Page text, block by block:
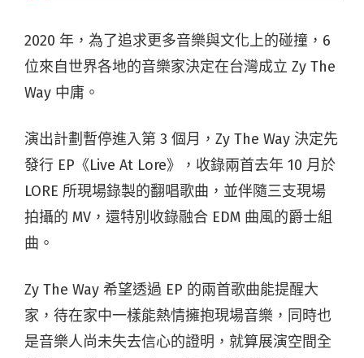
2020 年，為了追求更多音樂與文化上的碰撞，6
位來自世界各地的音樂家決定在台灣成立 Zy The
Way 中庸。
演出計劃暫停進入第 3 個月，Zy The Way 決定先
發行 EP《Live At Lore》，收錄兩首去年 10 月於
LORE 所現場錄製的翻唱歌曲，並伴隨三支現場
拍攝的 MV，還特別收錄融合 EDM 曲風的爵士組
曲。
Zy The Way 希望透過 EP 的兩首歌曲能提醒大
家，待在家中一樣能熱情擁抱現場音樂，同時也
是音樂人尚未失去信心的證明，就算展演空間全